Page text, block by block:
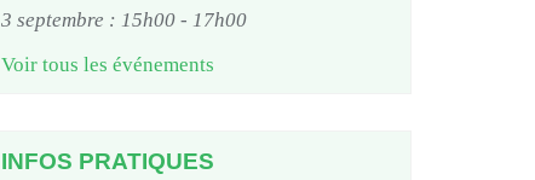
3 septembre : 15h00 - 17h00
Voir tous les événements
INFOS PRATIQUES